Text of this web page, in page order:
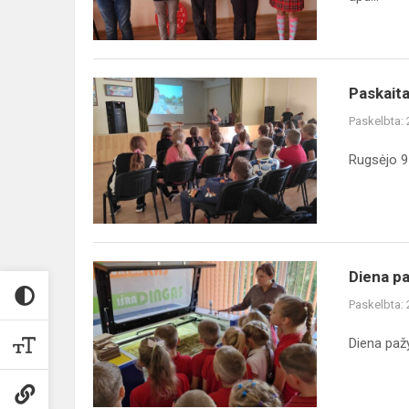
skaitytojų
apdovanoji...
Paskaita
5–
8
klasių
mokiniams
apie
saugų
elgesį
gatvėje
Paskelbta:
Rugsėjo
Diena
pažymėta
personalizuotų
maišelių
gamyba
Diena
Paskelbta:
Diena